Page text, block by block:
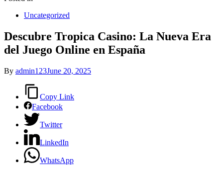
Uncategorized
Descubre Tropica Casino: La Nueva Era
del Juego Online en España
By admin123June 20, 2025
Copy Link
Facebook
Twitter
LinkedIn
WhatsApp